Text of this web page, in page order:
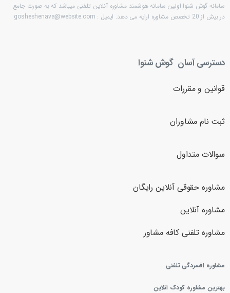
سامانه گوش شنوا اولین سامانه هوشمند مشاوره آنلاین تلفنی میباشد که به صورت جامع
در بیش از 20 تخصص مشاوره ارایه می دهد. ایمیل : gosheshenava@website.com
دسترسی آسان گوش شنوا
قوانین و مقررات
ثبت نام مشاوران
سوالات متداول
مشاوره حقوقی آنلاین رایگان
مشاوره آنلاین
مشاوره تلفنی کافه مشاور
مشاوره افسردگی تلفنی
بهترین مشاوره کودک انلاین